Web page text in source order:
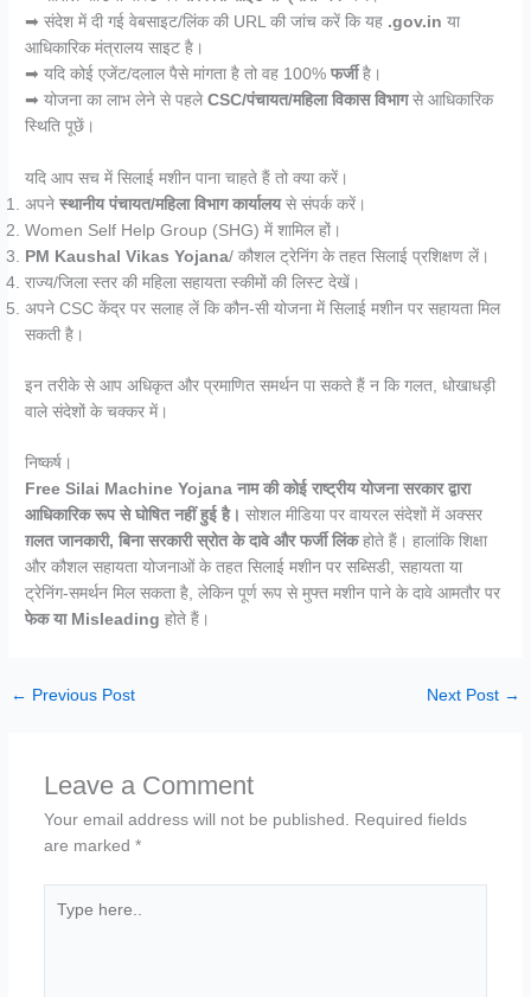
➡ संदेश में दी गई वेबसाइट/लिंक की URL की जांच करें कि यह .gov.in या
आधिकारिक मंत्रालय साइट है।
➡ यदि कोई एजेंट/दलाल पैसे मांगता है तो वह 100%फर्जीहै।
➡ योजना का लाभ लेने से पहलेCSC/पंचायत/महिला विकास विभागसे आधिकारिक
स्थिति पूछें।
यदि आप सच में सिलाई मशीन पाना चाहते हैं तो क्या करें।
अपनेस्थानीय पंचायत/महिला विभाग कार्यालयसे संपर्क करें।
Women Self Help Group (SHG) में शामिल हों।
PM Kaushal Vikas Yojana/ कौशल ट्रेनिंग के तहत सिलाई प्रशिक्षण लें।
राज्य/जिला स्तर की महिला सहायता स्कीमों की लिस्ट देखें।
अपने CSC केंद्र पर सलाह लें कि कौन-सी योजना में सिलाई मशीन पर सहायता मिल
सकती है।
इन तरीके से आप अधिकृत और प्रमाणित समर्थन पा सकते हैं न कि गलत, धोखाधड़ी
वाले संदेशों के चक्कर में।
निष्कर्ष।
Free Silai Machine Yojana नाम की कोई राष्ट्रीय योजना सरकार द्वारा
आधिकारिक रूप से घोषित नहीं हुई है। सोशल मीडिया पर वायरल संदेशों में अक्सर
ग़लत जानकारी, बिना सरकारी स्रोत के दावे और फर्जी लिंकहोते हैं। हालांकि शिक्षा
और कौशल सहायता योजनाओं के तहत सिलाई मशीन पर सब्सिडी, सहायता या
ट्रेनिंग-समर्थन मिल सकता है, लेकिन पूर्ण रूप से मुफ्त मशीन पाने के दावे आमतौर पर
फेक या Misleading होते हैं।
← Previous Post Next Post →
Leave a Comment
Your email address will not be published. Required fields
are marked *
here..